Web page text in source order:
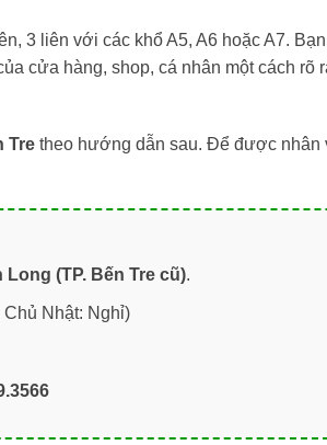
3 liên với các khổ A5, A6 hoặc A7.
cửa hàng, shop, cá nhân một cách
Tretheo hướng dẫn sau. Để được nhân
(TP. Bến Tre cũ).
Nhật: Nghỉ)